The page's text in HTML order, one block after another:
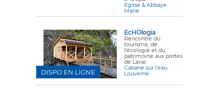
Eglise & Abbaye
Mane
EcHOlogia
Rencontre du
tourisme, de
l'écologie et du
patrimoine aux portes
de Laval.
Cabane sur l'eau
Louverné
DISPO EN LIGNE